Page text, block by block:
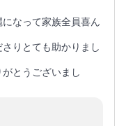
なって家族全員喜ん
りとても助かりまし
とうございまし